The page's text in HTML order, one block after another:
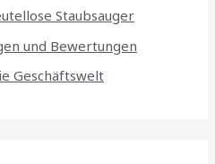
Staubsauger
und Bewertungen
Geschäftswelt